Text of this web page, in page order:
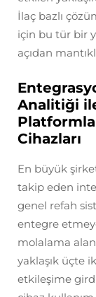
İlaç bazlı
için bu tür bir
açıdan
Analitiği
Cihazları
En büyük
takip eden
genel refah
entegre
molalama
yaklaşık üçte
etkileşime